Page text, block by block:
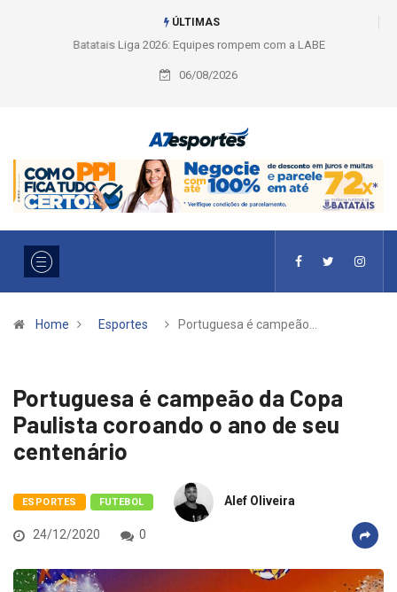
ÚLTIMAS
Liga 2026: Equipes rompem com a LABE na Série Ouro e entidade define
a 2° fase, times e formato
06/08/2026
Home Esportes Portuguesa é campeão…
Portuguesa é campeão da Copa
Paulista coroando o ano de seu
centenário
ESPORTES FUTEBOL Alef Oliveira
24/12/2020 0